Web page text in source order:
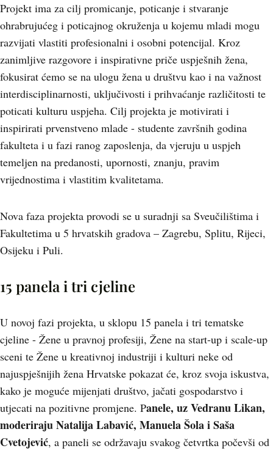
Projekt ima za cilj promicanje, poticanje i stvaranje
ohrabrujućeg i poticajnog okruženja u kojemu mladi mogu
razvijati vlastiti profesionalni i osobni potencijal. Kroz
zanimljive razgovore i inspirativne priče uspješnih žena,
fokusirat ćemo se na ulogu žena u društvu kao i na važnost
interdisciplinarnosti, uključivosti i prihvaćanje različitosti te
poticati kulturu uspjeha. Cilj projekta je motivirati i
inspirirati prvenstveno mlade - studente završnih godina
fakulteta i u fazi ranog zaposlenja, da vjeruju u uspjeh
temeljen na predanosti, upornosti, znanju, pravim
vrijednostima i vlastitim kvalitetama.
Nova faza projekta provodi se u suradnji sa Sveučilištima i
Fakultetima u 5 hrvatskih gradova – Zagrebu, Splitu, Rijeci,
Osijeku i Puli.
15 panela i tri cjeline
U novoj fazi projekta, u sklopu 15 panela i tri tematske
cjeline - Žene u pravnoj profesiji, Žene na start-up i scale-up
sceni te Žene u kreativnoj industriji i kulturi neke od
najuspješnijih žena Hrvatske pokazat će, kroz svoja iskustva,
kako je moguće mijenjati društvo, jačati gospodarstvo i
utjecati na pozitivne promjene. Panele, uz Vedranu Likan,
moderiraju Natalija Labavić, Manuela Šola i Saša
Cvetojević, a paneli se održavaju svakog četvrtka počevši od